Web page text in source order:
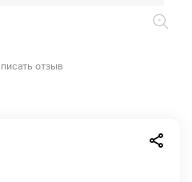
отзыв